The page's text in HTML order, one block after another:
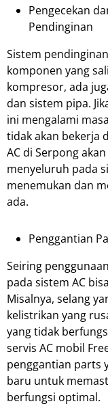
Pengecekan
Pendinginan
Sistem
komponen yang
kompresor, ada
dan sistem pipa.
ini mengalami
tidak akan bekerja
AC di Serpong
menyeluruh pada
menemukan dan
ada.
Penggantian
Seiring
pada sistem AC
Misalnya, selang
kelistrikan yang
yang tidak
servis AC mobil
penggantian parts
baru untuk
berfungsi optimal.